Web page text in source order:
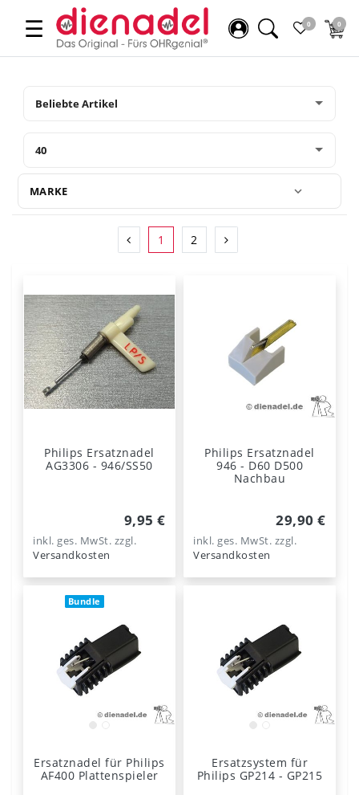
☰ 0 0
MARKE
1 2
Philips Ersatznadel
AG3306 - 946/SS50
9,95 €
inkl. ges. MwSt. zzgl.
Versandkosten
Philips Ersatznadel
946 - D60 D500
Nachbau
29,90 €
inkl. ges. MwSt. zzgl.
Versandkosten
Bundle
Ersatznadel für Philips
AF400 Plattenspieler
Ersatzsystem für
Philips GP214 - GP215